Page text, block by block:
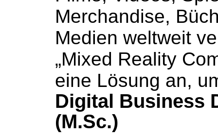
Merchandise,
Medien weltweit
„Mixed Reality
eine Lösung an,
Digital Business
(M.Sc.)